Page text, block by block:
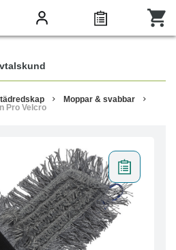
Moppar & svabbar
Pro Velcro